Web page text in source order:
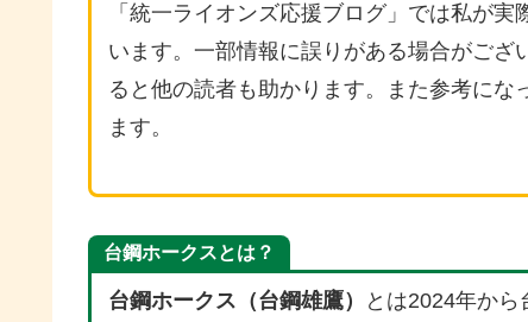
「統一ライオンズ応援ブログ」では私が
います。一部情報に誤りがある場合がご
ると他の読者も助かります。また参考に
ます。
台鋼ホークスとは？
台鋼ホークス（台鋼雄鷹）
とは2024年か